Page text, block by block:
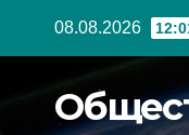
08.08.2026